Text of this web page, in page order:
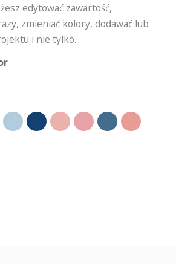
edytować zawartość,
zmieniać kolory, dodawać lub
i nie tylko.